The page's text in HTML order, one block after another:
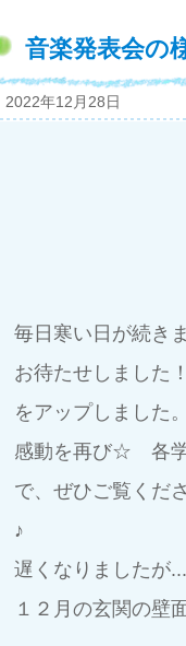
音楽発表会の
2022年12月28日
毎日寒い日が続き
お待たせしました
をアップしました
感動を再び☆ 各学
で、ぜひご覧くだ
♪
遅くなりましたが...
１２月の玄関の壁